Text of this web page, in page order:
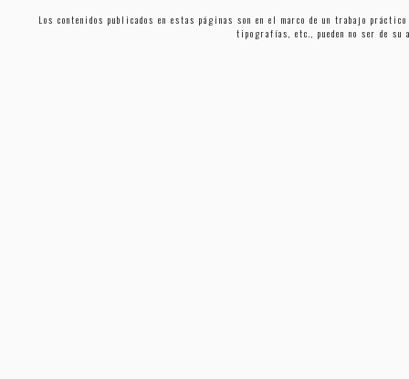
Los contenidos publicados en estas páginas son en el marco de un trabajo
tipografías, etc., pueden no ser de